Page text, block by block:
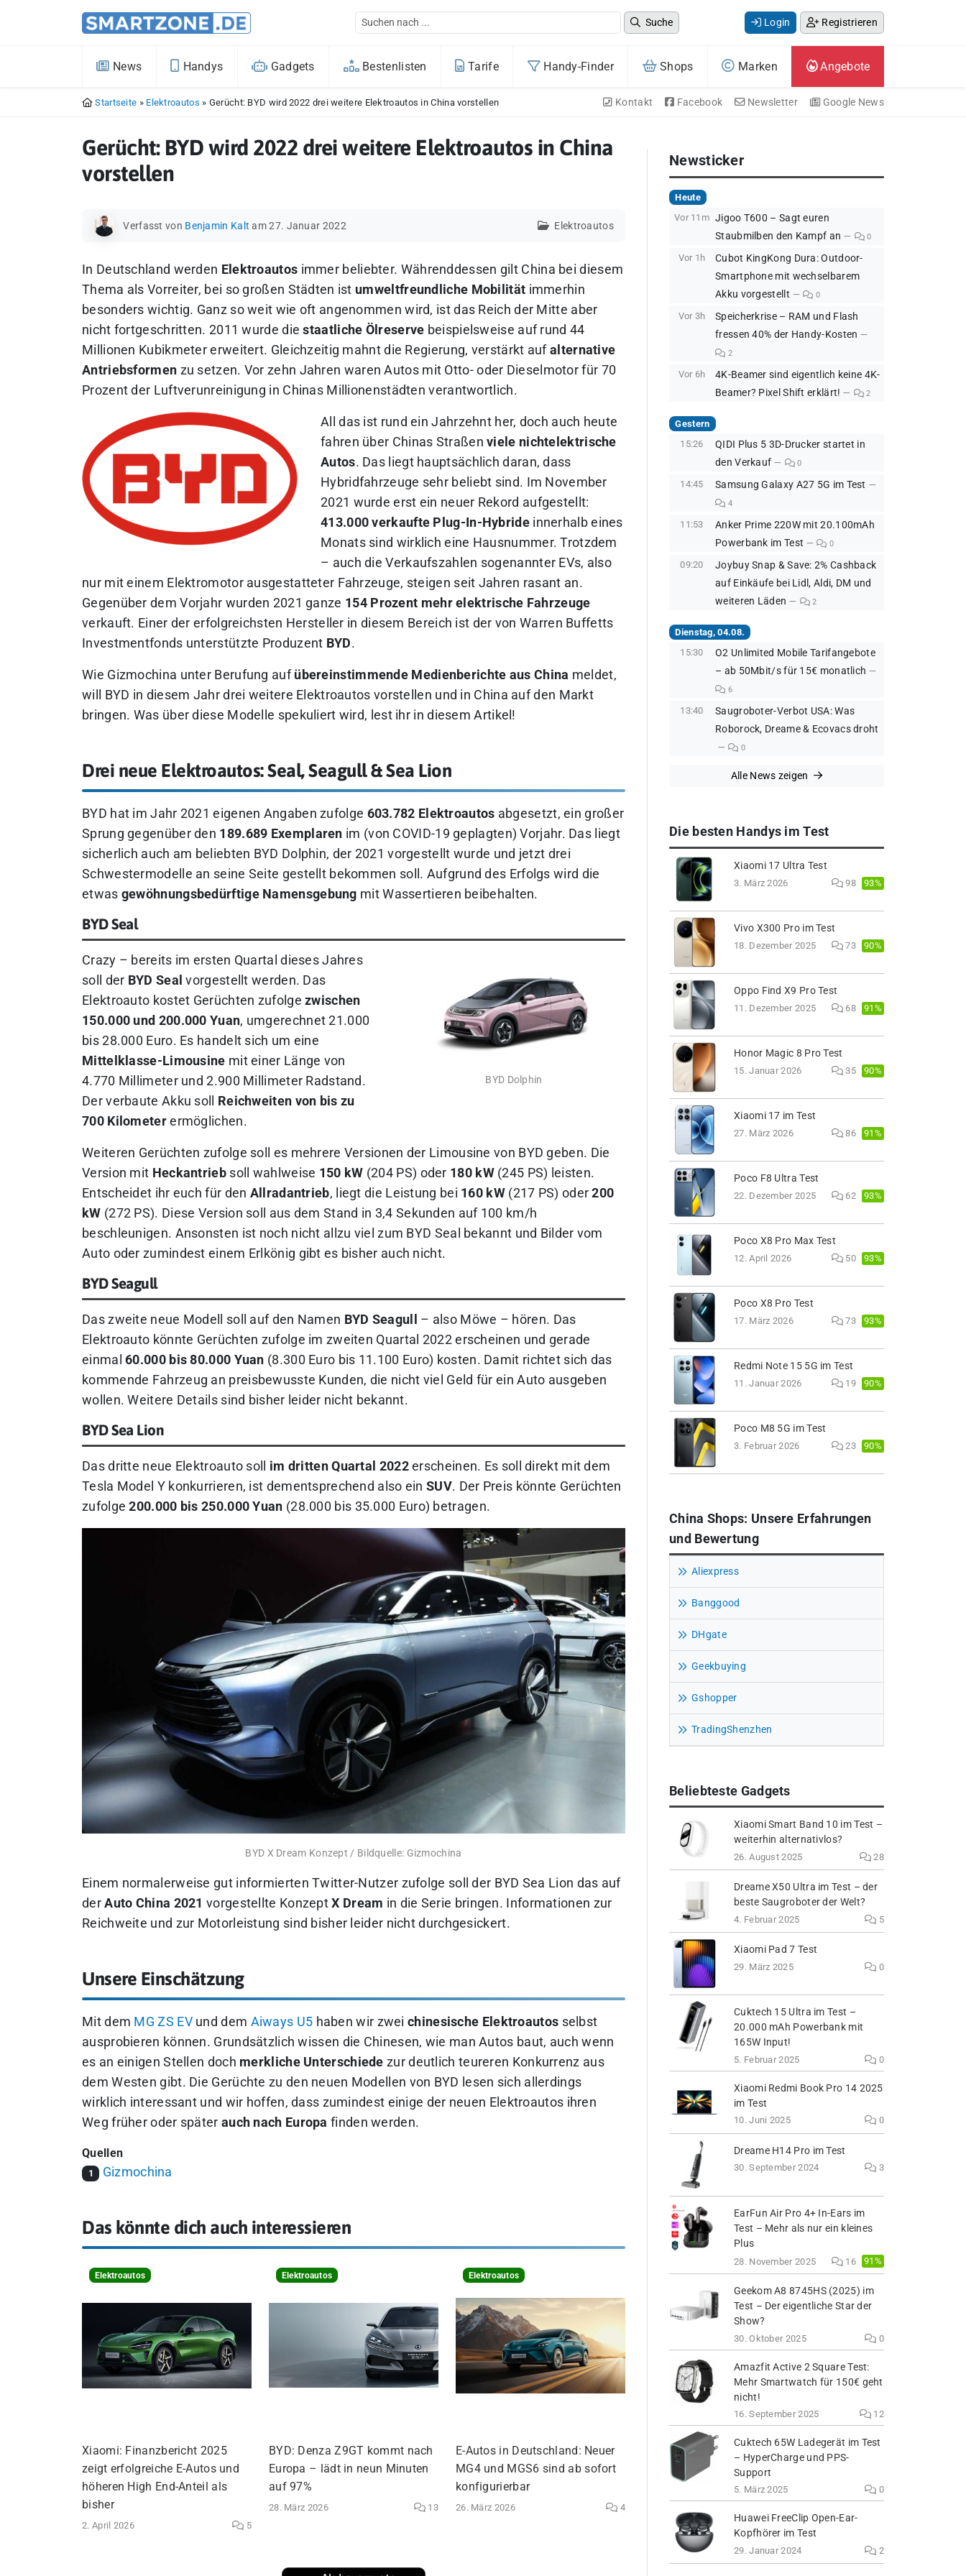
Suche Login Registrieren
News Handys Gadgets Bestenlisten Tarife Handy-Finder Shops Marken Angebote
Startseite » Elektroautos » Gerücht: BYD wird 2022 drei weitere Elektroautos in China vorstellen Kontakt Facebook Newsletter Google News
Gerücht: BYD wird 2022 drei weitere Elektroautos in China
vorstellen
Verfasst von Benjamin Kalt am 27. Januar 2022 Elektroautos
In Deutschland werden Elektroautos immer beliebter. Währenddessen gilt China bei diesem
Thema als Vorreiter, bei so großen Städten ist umweltfreundliche Mobilität immerhin
besonders wichtig. Ganz so weit wie oft angenommen wird, ist das Reich der Mitte aber
nicht fortgeschritten. 2011 wurde diestaatliche Ölreserve beispielsweise auf rund 44
Millionen Kubikmeter erweitert. Gleichzeitig mahnt die Regierung, verstärkt auf alternative
Antriebsformen zu setzen. Vor zehn Jahren waren Autos mit Otto- oder Dieselmotor für 70
Prozent der Luftverunreinigung in Chinas Millionenstädten verantwortlich.
All das ist rund ein Jahrzehnt her, doch auch heute
fahren über Chinas Straßenviele nichtelektrische
Autos. Das liegt hauptsächlich daran, dass
Hybridfahrzeuge sehr beliebt sind. Im November
2021 wurde erst ein neuer Rekord aufgestellt:
413.000 verkaufte Plug-In-Hybrideinnerhalb eines
Monats sind wirklich eine Hausnummer. Trotzdem
– auch die Verkaufszahlen sogenannter EVs, also
nur mit einem Elektromotor ausgestatteter Fahrzeuge, steigen seit Jahren rasant an.
Gegenüber dem Vorjahr wurden 2021 ganze 154 Prozent mehr elektrische Fahrzeuge
verkauft. Einer der erfolgreichsten Hersteller in diesem Bereich ist der von Warren Buffetts
Investmentfonds unterstützte Produzent BYD.
Wie Gizmochina unter Berufung auf übereinstimmende Medienberichte aus China meldet,
will BYD in diesem Jahr drei weitere Elektroautos vorstellen und in China auf den Markt
bringen. Was über diese Modelle spekuliert wird, lest ihr in diesem Artikel!
Drei neue Elektroautos: Seal, Seagull & Sea Lion
BYD hat im Jahr 2021 eigenen Angaben zufolge 603.782 Elektroautos abgesetzt, ein großer
Sprung gegenüber den 189.689 Exemplaren im (von COVID-19 geplagten) Vorjahr. Das liegt
sicherlich auch am beliebten BYD Dolphin, der 2021 vorgestellt wurde und jetzt drei
Schwestermodelle an seine Seite gestellt bekommen soll. Aufgrund des Erfolgs wird die
etwas gewöhnungsbedürftige Namensgebung mit Wassertieren beibehalten.
BYD Seal
BYD Dolphin
Crazy – bereits im ersten Quartal dieses Jahres
soll der BYD Seal vorgestellt werden. Das
Elektroauto kostet Gerüchten zufolgezwischen
150.000 und 200.000 Yuan, umgerechnet 21.000
bis 28.000 Euro. Es handelt sich um eine
Mittelklasse-Limousine mit einer Länge von
4.770 Millimeter und 2.900 Millimeter Radstand.
Der verbaute Akku soll Reichweiten von bis zu
700 Kilometerermöglichen.
Weiteren Gerüchten zufolge soll es mehrere Versionen der Limousine von BYD geben. Die
Version mit Heckantriebsoll wahlweise 150 kW (204 PS) oder 180 kW(245 PS) leisten.
Entscheidet ihr euch für den Allradantrieb, liegt die Leistung bei 160 kW(217 PS) oder200
kW (272 PS). Diese Version soll aus dem Stand in 3,4 Sekunden auf 100 km/h
beschleunigen. Ansonsten ist noch nicht allzu viel zum BYD Seal bekannt und Bilder vom
Auto oder zumindest einem Erlkönig gibt es bisher auch nicht.
BYD Seagull
Das zweite neue Modell soll auf den Namen BYD Seagull
– also Möwe – hören. Das
Elektroauto könnte Gerüchten zufolge im zweiten Quartal 2022 erscheinen und gerade
einmal60.000 bis 80.000 Yuan (8.300 Euro bis 11.100 Euro) kosten. Damit richtet sich das
kommende Fahrzeug an preisbewusste Kunden, die nicht viel Geld für ein Auto ausgeben
wollen. Weitere Details sind bisher leider nicht bekannt.
BYD Sea Lion
Das dritte neue Elektroauto soll im dritten Quartal 2022erscheinen. Es soll direkt mit dem
Tesla Model Y konkurrieren, ist dementsprechend also einSUV. Der Preis könnte Gerüchten
zufolge200.000 bis 250.000 Yuan (28.000 bis 35.000 Euro) betragen.
BYD X Dream Konzept / Bildquelle: Gizmochina
Einem normalerweise gut informierten Twitter-Nutzer zufolge soll der BYD Sea Lion das auf
derAuto China 2021 vorgestellte KonzeptX Dream in die Serie bringen. Informationen zur
Reichweite und zur Motorleistung sind bisher leider nicht durchgesickert.
Unsere Einschätzung
Mit dem MG ZS EVund dem Aiways U5 haben wir zweichinesische Elektroautos selbst
ausprobieren können. Grundsätzlich wissen die Chinesen, wie man Autos baut, auch wenn
es an einigen Stellen doch merkliche Unterschiede zur deutlich teureren Konkurrenz aus
dem Westen gibt. Die Gerüchte zu den neuen Modellen von BYD lesen sich allerdings
wirklich interessant und wir hoffen, dass zumindest einige der neuen Elektroautos ihren
Weg früher oder später auch nach Europa finden werden.
Quellen
1 Gizmochina
Das könnte dich auch interessieren
Elektroautos
Xiaomi: Finanzbericht 2025
zeigt erfolgreiche E-Autos und
höheren High End-Anteil als
bisher
2. April 2026 5
Elektroautos
BYD: Denza Z9GT kommt nach
Europa – lädt in neun Minuten
auf 97%
28. März 2026 13
Elektroautos
E-Autos in Deutschland: Neuer
MG4 und MGS6 sind ab sofort
konfigurierbar
26. März 2026 4
Newsticker
Heute
Vor 11m Jigoo T600 – Sagt euren
Staubmilben den Kampf an
0
Vor 1h
Cubot KingKong Dura: Outdoor-
Smartphone mit wechselbarem
Akku vorgestellt
0
Vor 3h
Speicherkrise – RAM und Flash
fressen 40% der Handy-Kosten
2
Vor 6h
4K-Beamer sind eigentlich keine 4K-
Beamer? Pixel Shift erklärt!
2
Gestern
15:26
QIDI Plus 5 3D-Drucker startet in
den Verkauf
0
14:45 Samsung Galaxy A27 5G im Test
4
11:53
Anker Prime 220W mit 20.100mAh
Powerbank im Test
0
09:20
Joybuy Snap & Save: 2% Cashback
auf Einkäufe bei Lidl, Aldi, DM und
weiteren Läden
2
Dienstag, 04.08.
15:30
O2 Unlimited Mobile Tarifangebote
– ab 50Mbit/s für 15€ monatlich
6
13:40
Saugroboter-Verbot USA: Was
Roborock, Dreame & Ecovacs droht
0
Alle News zeigen
Die besten Handys im Test
Xiaomi 17 Ultra Test
3. März 2026 98 93%
Vivo X300 Pro im Test
18. Dezember 2025 73 90%
Oppo Find X9 Pro Test
11. Dezember 2025 68 91%
Honor Magic 8 Pro Test
15. Januar 2026 35 90%
Xiaomi 17 im Test
27. März 2026 86 91%
Poco F8 Ultra Test
22. Dezember 2025 62 93%
Poco X8 Pro Max Test
12. April 2026 50 93%
Poco X8 Pro Test
17. März 2026 73 93%
Redmi Note 15 5G im Test
11. Januar 2026 19 90%
Poco M8 5G im Test
3. Februar 2026 23 90%
China Shops: Unsere Erfahrungen
und Bewertung
Aliexpress
Banggood
DHgate
Geekbuying
Gshopper
TradingShenzhen
Beliebteste Gadgets
Xiaomi Smart Band 10 im Test –
weiterhin alternativlos?
26. August 2025 28
Dreame X50 Ultra im Test – der
beste Saugroboter der Welt?
4. Februar 2025 5
Xiaomi Pad 7 Test
29. März 2025 0
Cuktech 15 Ultra im Test –
20.000 mAh Powerbank mit
165W Input!
5. Februar 2025 0
Xiaomi Redmi Book Pro 14 2025
im Test
10. Juni 2025 0
Dreame H14 Pro im Test
30. September 2024 3
EarFun Air Pro 4+ In-Ears im
Test – Mehr als nur ein kleines
Plus
28. November 2025 16 91%
Geekom A8 8745HS (2025) im
Test – Der eigentliche Star der
Show?
30. Oktober 2025 0
Amazfit Active 2 Square Test:
Mehr Smartwatch für 150€ geht
nicht!
16. September 2025 12
Cuktech 65W Ladegerät im Test
– HyperCharge und PPS-
Support
5. März 2025 0
Huawei FreeClip Open-Ear-
Kopfhörer im Test
29. Januar 2024 2